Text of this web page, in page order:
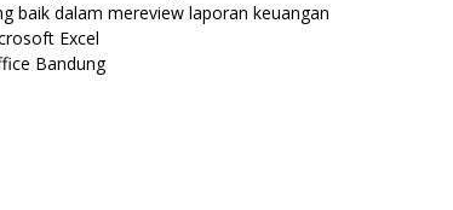
baik dalam mereview laporan keuangan
Excel
Bandung